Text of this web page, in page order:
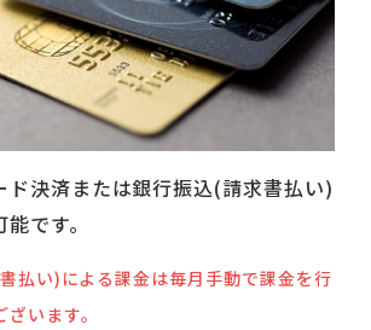
ド決済または銀行振込(請求書払い)
です。
払い)による課金は毎月手動で課金を行
います。